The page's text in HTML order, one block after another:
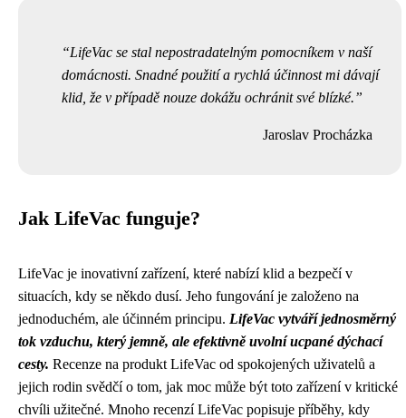
LifeVac se stal nepostradatelným pomocníkem v naší
domácnosti. Snadné použití a rychlá účinnost mi dávají
klid, že v případě nouze dokážu ochránit své blízké.
Jaroslav Procházka
Jak LifeVac funguje?
LifeVac je inovativní zařízení, které nabízí klid a bezpečí v
situacích, kdy se někdo dusí. Jeho fungování je založeno na
jednoduchém, ale účinném principu. LifeVac vytváří jednosměrný
tok vzduchu, který jemně, ale efektivně uvolní ucpané dýchací
cesty. Recenze na produkt LifeVac od spokojených uživatelů a
jejich rodin svědčí o tom, jak moc může být toto zařízení v kritické
chvíli užitečné. Mnoho recenzí LifeVac popisuje příběhy, kdy